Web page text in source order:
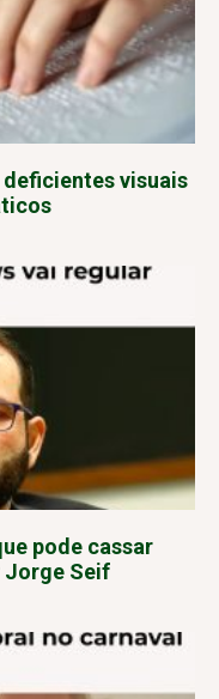
deficientes visuais
pode cassar
Jorge Seif